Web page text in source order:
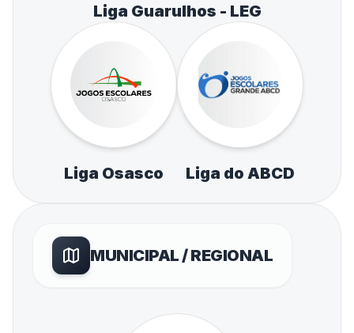
Liga Guarulhos - LEG
Liga Osasco Liga do ABCD
MUNICIPAL / REGIONAL